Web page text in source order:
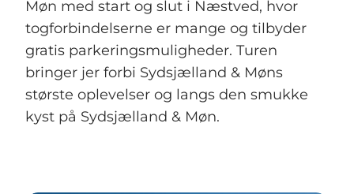
Møn med start og slut i Næstved, hvor
togforbindelserne er mange og tilbyder
gratis parkeringsmuligheder. Turen
bringer jer forbi Sydsjælland & Møns
største oplevelser og langs den smukke
kyst på Sydsjælland & Møn.